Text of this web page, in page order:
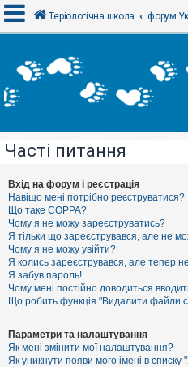
х
і
Р
є
с
т
р
а
ц
і
я
Т
м
и
б
е
Теріологічна школа
Часті питання
Вхід на форум і реєстрація
Навіщо мені потрібно реєструватися?
Що таке COPPA?
Чому я не можу зареєструватись?
Я тільки що зареєструвався, але не
Чому я не можу увійти?
Я колись зареєструвався, але тепер
Я забув пароль!
Чому мені постійно доводиться
Що робить функція "Видалити файли
Параметри та налаштування
Як мені змінити мої налаштування?
Як уникнути появи мого імені в